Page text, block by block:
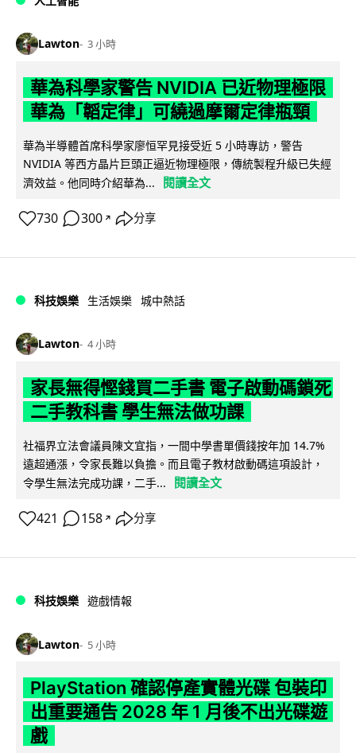
Lawton 3 小時
華為科學家警告 NVIDIA 已近物理極限
華為「韜定律」可繞過摩爾定律瓶頸
華為半導體首席科學家廖恒罕見接受近 5 小時專訪，警告
NVIDIA 等西方晶片巨頭正逼近物理極限，傳統製程升級已失經
濟效益。他同時介紹華為...
閱讀全文
730 300 ↗ 分享
科技娛樂 生活娛樂 城中熱話
Lawton 4 小時
家長無得慳錢買二手書 電子啟動碼鎖死
二手教科書 學生無法做功課
社福界立法會議員陳文宜指，一間中學書單價錢按年加 14.7%
遠超通漲，令家長難以負擔。而且電子教材啟動碼這項設計，
令學生無法完成功課，二手...
閱讀全文
421 158 ↗ 分享
科技娛樂 遊戲情報
Lawton 5 小時
PlayStation 確認停產實體光碟 包裝印
出重要通告 2028 年 1 月後不出光碟遊
戲